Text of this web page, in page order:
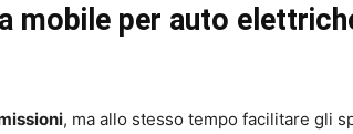
mobile per auto
, ma allo stesso tempo facilitare gli